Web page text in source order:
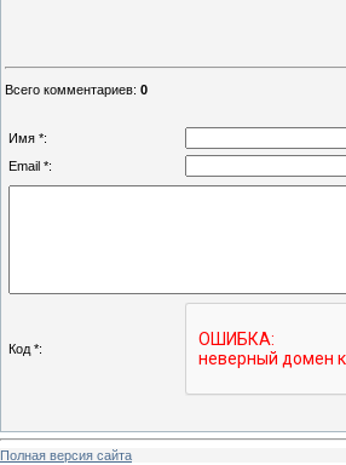
Всего комментариев: 0
Имя *:
Email *:
Код *:
Полная версия сайта